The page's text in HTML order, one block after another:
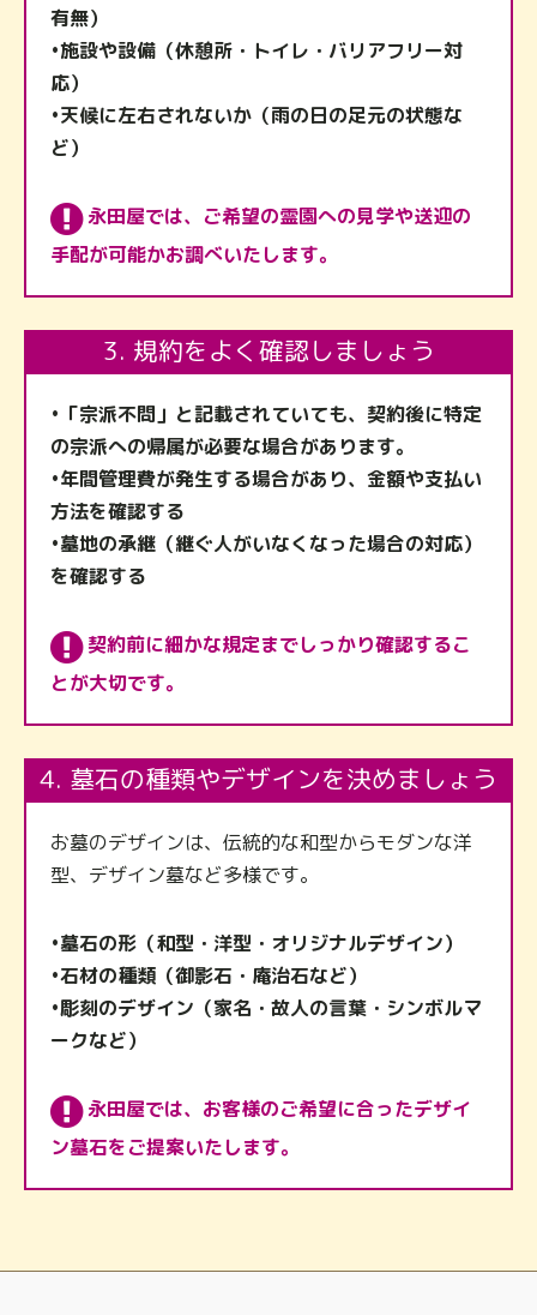
有無）
•施設や設備（休憩所・トイレ・バリアフリー対
応）
•天候に左右されないか（雨の日の足元の状態な
ど）
永田屋では、ご希望の霊園への見学や送迎の
手配が可能かお調べいたします。
3. 規約をよく確認しましょう
•「宗派不問」と記載されていても、契約後に特定
の宗派への帰属が必要な場合があります。
•年間管理費が発生する場合があり、金額や支払い
方法を確認する
•墓地の承継（継ぐ人がいなくなった場合の対応）
を確認する
契約前に細かな規定までしっかり確認するこ
とが大切です。
4. 墓石の種類やデザインを決めましょう
お墓のデザインは、伝統的な和型からモダンな洋
型、デザイン墓など多様です。
•墓石の形（和型・洋型・オリジナルデザイン）
•石材の種類（御影石・庵治石など）
•彫刻のデザイン（家名・故人の言葉・シンボルマ
ークなど）
永田屋では、お客様のご希望に合ったデザイ
ン墓石をご提案いたします。